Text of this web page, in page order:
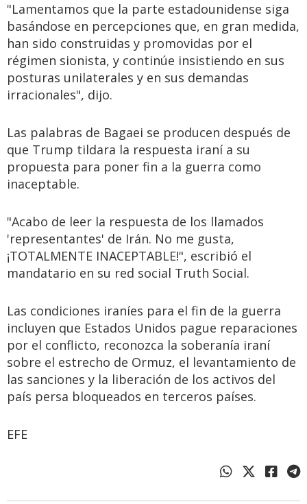
"Lamentamos que la parte estadounidense siga
basándose en percepciones que, en gran medida,
han sido construidas y promovidas por el
régimen sionista, y continúe insistiendo en sus
posturas unilaterales y en sus demandas
irracionales", dijo.
Las palabras de Bagaei se producen después de
que Trump tildara la respuesta iraní a su
propuesta para poner fin a la guerra como
inaceptable.
"Acabo de leer la respuesta de los llamados
'representantes' de Irán. No me gusta,
¡TOTALMENTE INACEPTABLE!", escribió el
mandatario en su red social Truth Social.
Las condiciones iraníes para el fin de la guerra
incluyen que Estados Unidos pague reparaciones
por el conflicto, reconozca la soberanía iraní
sobre el estrecho de Ormuz, el levantamiento de
las sanciones y la liberación de los activos del
país persa bloqueados en terceros países.
EFE